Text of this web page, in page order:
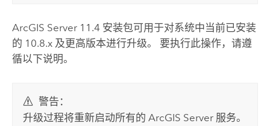
ArcGIS Server 11.4安装包可用于对系统中当前已安装
的 10.8.x 及更高版本进行升级。 要执行此操作，请遵
循以下说明。
警告：
升级过程将重新启动所有的ArcGIS Server 服务。